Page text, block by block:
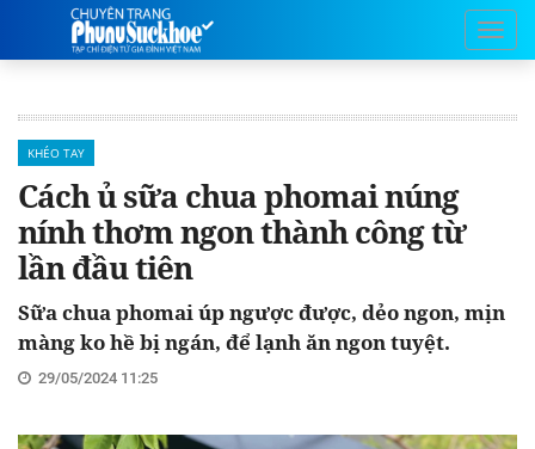
KHÉO TAY
Cách ủ sữa chua phomai núng
nính thơm ngon thành công từ
lần đầu tiên
Sữa chua phomai úp ngược được, dẻo ngon, mịn
màng ko hề bị ngán, để lạnh ăn ngon tuyệt.
29/05/2024 11:25